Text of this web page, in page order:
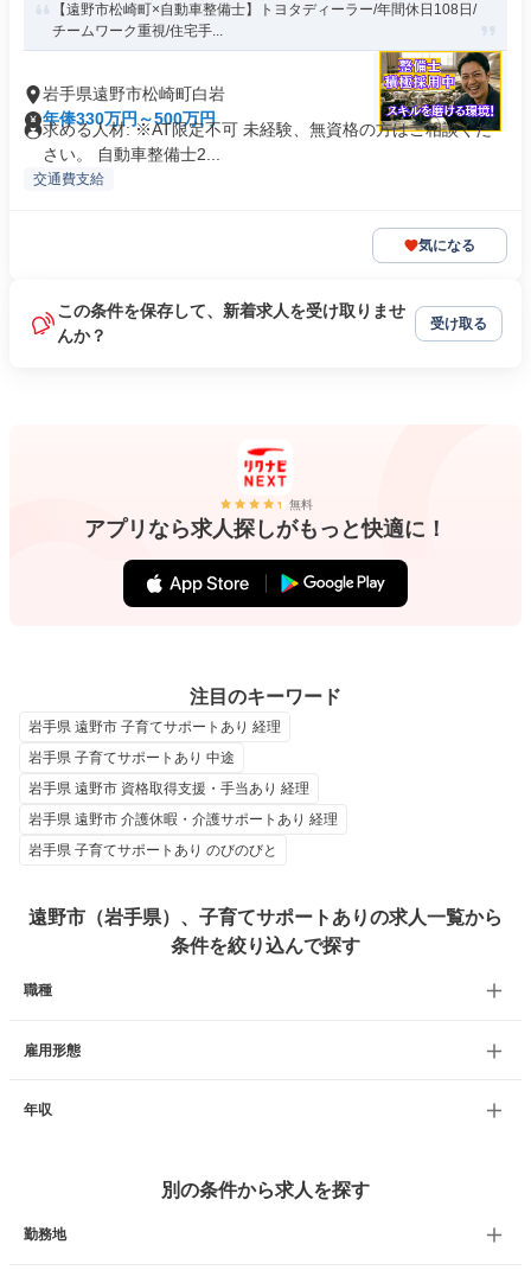
【遠野市松崎町×自動車整備士】トヨタディーラー/年間休日108日/
チームワーク重視/住宅手...
岩手県遠野市松崎町白岩
年俸330万円～500万円
求める人材: ※AT限定不可 未経験、無資格の方はご相談くだ
さい。 自動車整備士2...
交通費支給
気になる
この条件を保存して、新着求人を受け取りませ
んか？
受け取る
無料
アプリなら求人探しがもっと快適に！
注目のキーワード
岩手県 遠野市 子育てサポートあり 経理
岩手県 子育てサポートあり 中途
岩手県 遠野市 資格取得支援・手当あり 経理
岩手県 遠野市 介護休暇・介護サポートあり 経理
岩手県 子育てサポートあり のびのびと
遠野市（岩手県）、子育てサポートありの求人一覧から
条件を絞り込んで探す
職種
雇用形態
年収
別の条件から求人を探す
勤務地